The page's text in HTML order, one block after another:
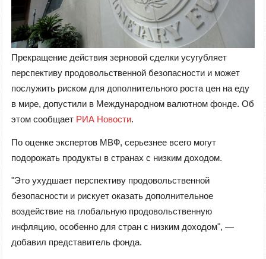
Прекращение действия зерновой сделки усугубляет
перспективу продовольственной безопасности и может
послужить риском для дополнительного роста цен на еду
в мире, допустили в Международном валютном фонде. Об
этом сообщает РИА Новости.
По оценке экспертов МВФ, серьезнее всего могут
подорожать продукты в странах с низким доходом.
"Это ухудшает перспективу продовольственной
безопасности и рискует оказать дополнительное
воздействие на глобальную продовольственную
инфляцию, особенно для стран с низким доходом", —
добавил представитель фонда.